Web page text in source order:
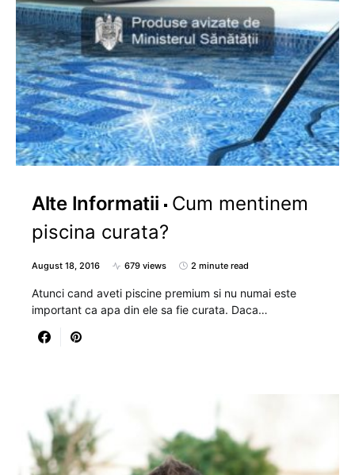
Alte Informatii
Cum mentinem
piscina curata?
August 18, 2016 679 views 2 minute read
Atunci cand aveti piscine premium si nu numai este
important ca apa din ele sa fie curata. Daca…